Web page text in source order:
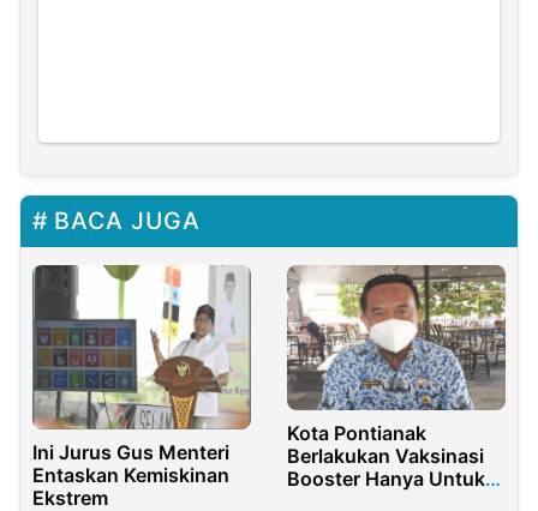
BACA JUGA
Ini Jurus Gus Menteri
Entaskan Kemiskinan
Ekstrem
Kota Pontianak
Berlakukan Vaksinasi
Booster Hanya Untuk